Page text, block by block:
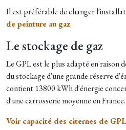
Il est préférable de changer
de peinture au gaz.
Le stockage de gaz
Le GPL est le plus adapté en raison
du stockage d'une grande réserve
contient 13800 kWh d'énergie
d'une carrosserie moyenne en France.​
Voir capacité des citernes de GPL